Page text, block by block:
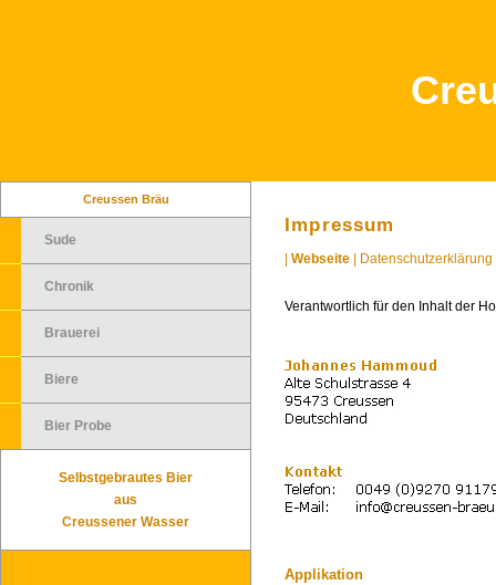
Impressum
Webseite Datenschutzerklärung
Verantwortlich für den Inhalt der
Applikation
Creussen Bräu
Sude
Chronik
Brauerei
Biere
Bier Probe
Selbstgebrautes Bier
aus
Creussener Wasser